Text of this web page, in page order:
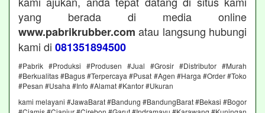
yang berada di media online
www.pabrikrubber.com atau langsung hubungi
kami di 081351894500
#Pabrik #Produksi #Produsen #Jual #Grosir #Distributor #Murah
#Berkualitas #Bagus #Terpercaya #Pusat #Agen #Harga #Order #Toko
#Pesan #Usaha #Info #Alamat #Kantor #Ukuran
kami melayani #JawaBarat #Bandung #BandungBarat #Bekasi #Bogor